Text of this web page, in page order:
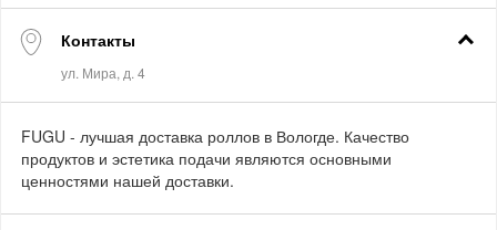
Контакты
FUGU - лучшая доставка роллов в Вологде. Качество
продуктов и эстетика подачи являются основными
ценностями нашей доставки.